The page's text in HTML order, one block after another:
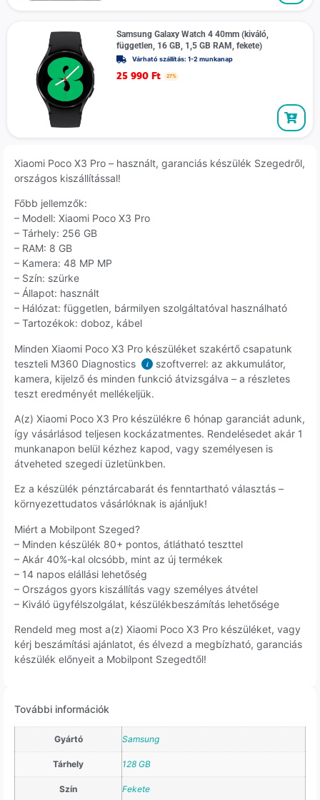
Samsung Galaxy Watch 4 40mm (kiváló,
független, 16 GB, 1,5 GB RAM, fekete)
Várható szállítás: 1-2 munkanap
25 990 Ft 27%
Xiaomi Poco X3 Pro – használt, garanciás készülék Szegedről,
országos kiszállítással!
Főbb jellemzők:
– Modell: Xiaomi Poco X3 Pro
– Tárhely: 256 GB
– RAM: 8 GB
– Kamera: 48 MP MP
– Szín: szürke
– Állapot: használt
– Hálózat: független, bármilyen szolgáltatóval használható
– Tartozékok: doboz, kábel
Minden Xiaomi Poco X3 Pro készüléket szakértő csapatunk
teszteli M360 Diagnostics
i
szoftverrel: az akkumulátor,
kamera, kijelző és minden funkció átvizsgálva – a részletes
teszt eredményét mellékeljük.
A(z) Xiaomi Poco X3 Pro készülékre 6 hónap garanciát adunk,
így vásárlásod teljesen kockázatmentes. Rendelésedet akár 1
munkanapon belül kézhez kapod, vagy személyesen is
átveheted szegedi üzletünkben.
Ez a készülék pénztárcabarát és fenntartható választás –
környezettudatos vásárlóknak is ajánljuk!
Miért a Mobilpont Szeged?
– Minden készülék 80+ pontos, átlátható teszttel
– Akár 40%-kal olcsóbb, mint az új termékek
– 14 napos elállási lehetőség
– Országos gyors kiszállítás vagy személyes átvétel
– Kiváló ügyfélszolgálat, készülékbeszámítás lehetősége
Rendeld meg most a(z) Xiaomi Poco X3 Pro készüléket, vagy
kérj beszámítási ajánlatot, és élvezd a megbízható, garanciás
készülék előnyeit a Mobilpont Szegedtől!
További információk
Gyártó Samsung
Tárhely 128 GB
Szín Fekete